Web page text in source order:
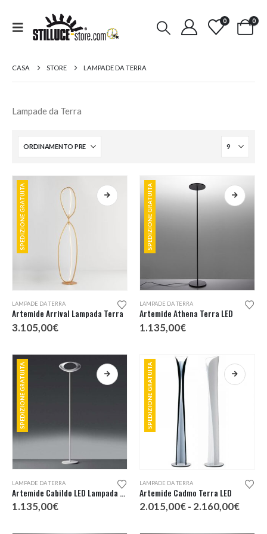
0 0
CASA STORE LAMPADE DA TERRA
Lampade da Terra
SPEDIZIONE GRATUITA
prodotto
ha
Le
opzioni
possono
essere
scelte
nella
pagina
LAMPADE DA TERRA
Artemide Arrival Lampada Terra
3.105,00€
SPEDIZIONE GRATUITA
prodotto
ha
Le
opzioni
possono
essere
scelte
nella
prodotto
LAMPADE DA TERRA
Artemide Athena Terra LED
1.135,00€
SPEDIZIONE GRATUITA
prodotto
ha
LAMPADE DA TERRA
Artemide Cabildo LED Lampada Terra
1.135,00€
SPEDIZIONE GRATUITA
prodotto
ha
LAMPADE DA TERRA
Artemide Cadmo Terra LED
2.015,00€ - 2.160,00€Fascia